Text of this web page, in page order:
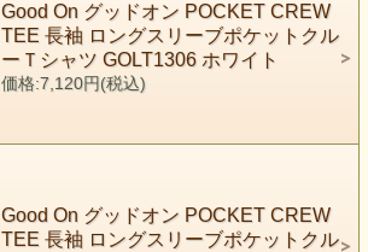
Good On グッドオン POCKET CREW
TEE 長袖 ロングスリーブポケットクル
ーＴシャツ GOLT1306 ホワイト
価格:7,120円(税込)
Good On グッドオン POCKET CREW
TEE 長袖 ロングスリーブポケットクル